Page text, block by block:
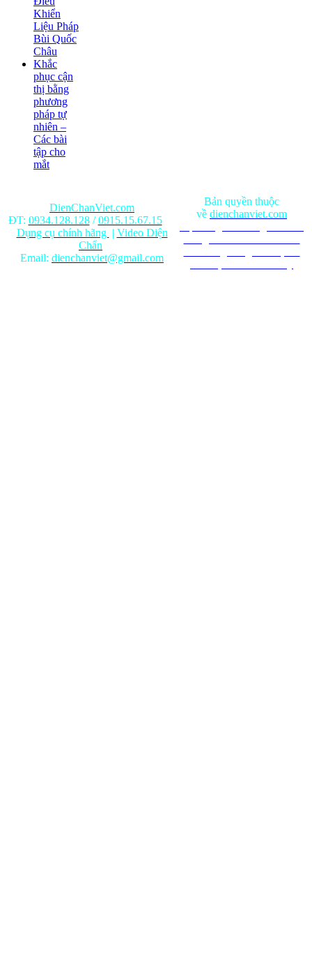
Khiển
Liệu Pháp
Bùi Quốc
Châu
Khắc
phục cận
thị bằng
phương
pháp tự
nhiên –
Các bài
tập cho
mắt
DienChanViet.com
ĐT: 0934.128.128/0915.15.67.15
Dụng cụ chính hãng | Video Diện
Chẩn
Email: dienchanviet@gmail.com
Bản quyền thuộc
về dienchanviet.com